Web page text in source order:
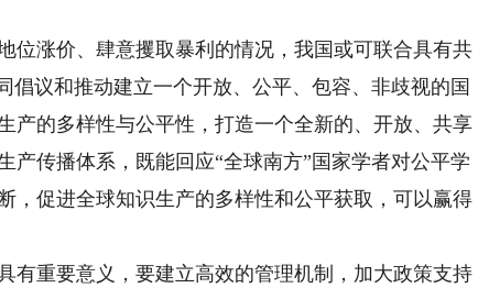
涨价、肆意攫取暴利的情况，我国或可联合具有共
倡议和推动建立一个开放、公平、包容、非歧视的国
产的多样性与公平性，打造一个全新的、开放、共享
产传播体系，既能回应“全球南方”国家学者对公平学
，促进全球知识生产的多样性和公平获取，可以赢得
重要意义，要建立高效的管理机制，加大政策支持